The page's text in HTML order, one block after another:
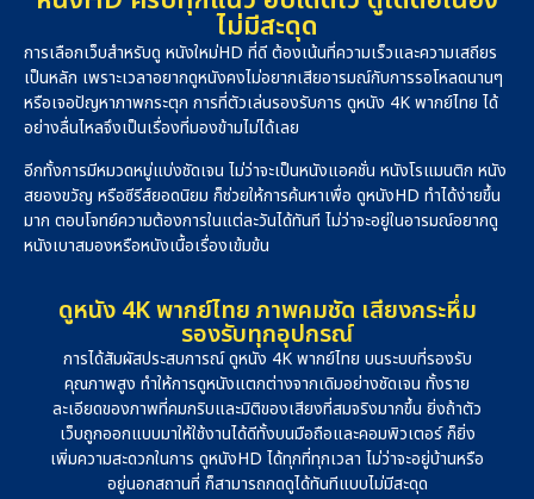
ไม่มีสะดุด
การเลือกเว็บสำหรับดู หนังใหม่HD ที่ดี ต้องเน้นที่ความเร็วและความเสถียร
เป็นหลัก เพราะเวลาอยากดูหนังคงไม่อยากเสียอารมณ์กับการรอโหลดนานๆ
หรือเจอปัญหาภาพกระตุก การที่ตัวเล่นรองรับการ ดูหนัง 4K พากย์ไทย ได้
อย่างลื่นไหลจึงเป็นเรื่องที่มองข้ามไม่ได้เลย
อีกทั้งการมีหมวดหมู่แบ่งชัดเจน ไม่ว่าจะเป็นหนังแอคชั่น หนังโรแมนติก หนัง
สยองขวัญ หรือซีรีส์ยอดนิยม ก็ช่วยให้การค้นหาเพื่อ ดูหนังHD ทำได้ง่ายขึ้น
มาก ตอบโจทย์ความต้องการในแต่ละวันได้ทันที ไม่ว่าจะอยู่ในอารมณ์อยากดู
หนังเบาสมองหรือหนังเนื้อเรื่องเข้มข้น
ดูหนัง 4K พากย์ไทย ภาพคมชัด เสียงกระหึ่ม
รองรับทุกอุปกรณ์
การได้สัมผัสประสบการณ์ ดูหนัง 4K พากย์ไทย บนระบบที่รองรับ
คุณภาพสูง ทำให้การดูหนังแตกต่างจากเดิมอย่างชัดเจน ทั้งราย
ละเอียดของภาพที่คมกริบและมิติของเสียงที่สมจริงมากขึ้น ยิ่งถ้าตัว
เว็บถูกออกแบบมาให้ใช้งานได้ดีทั้งบนมือถือและคอมพิวเตอร์ ก็ยิ่ง
เพิ่มความสะดวกในการ ดูหนังHD ได้ทุกที่ทุกเวลา ไม่ว่าจะอยู่บ้านหรือ
อยู่นอกสถานที่ ก็สามารถกดดูได้ทันทีแบบไม่มีสะดุด